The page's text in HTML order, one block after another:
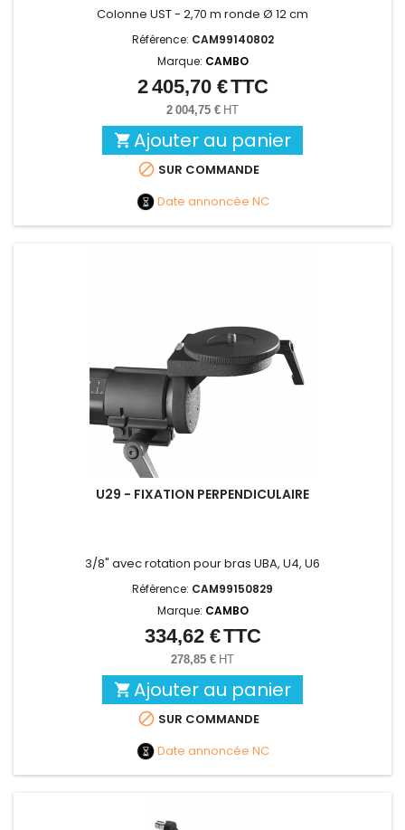
Colonne UST - 2,70 m ronde Ø 12 cm
Référence: CAM99140802
Marque: CAMBO
Prix
2 405,70 €TTC
2 004,75 € HT
 Ajouter au panier
 SUR COMMANDE
Date annoncée NC
U29 - FIXATION PERPENDICULAIRE
3/8" avec rotation pour bras UBA, U4, U6
Référence: CAM99150829
Marque: CAMBO
Prix
334,62 €TTC
278,85 € HT
 Ajouter au panier
 SUR COMMANDE
Date annoncée NC